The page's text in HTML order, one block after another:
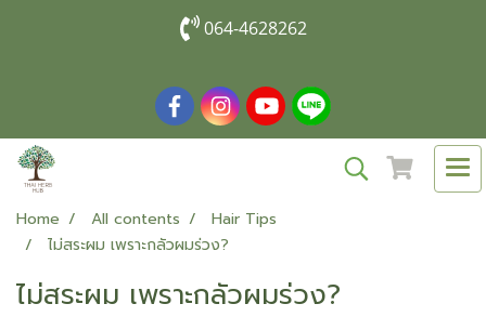
064-4628262
Home All contents
Hair Tips
ไม่สระผม เพราะกลัวผมร่วง?
ไม่สระผม เพราะกลัวผมร่วง?